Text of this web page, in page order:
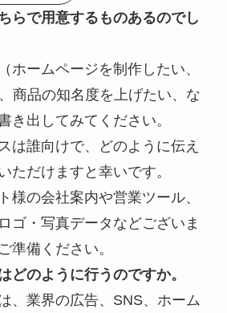
らで用意するものあるのでし
ホームページを制作したい、
商品の知名度を上げたい、な
き出してみてください。
は誰向けで、どのように伝え
ただけますと幸いです。
様の会社案内や営業ツール、
ゴ・写真データなどございま
準備ください。
どのように行うのですか。
、業界の広告、SNS、ホーム